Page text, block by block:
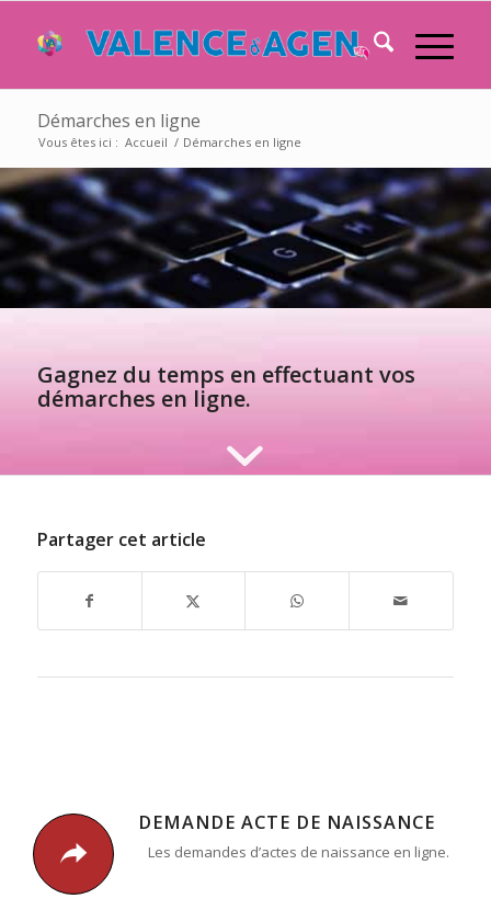
Démarches en ligne
Vous êtes ici : Accueil / Démarches en ligne
Gagnez du temps en effectuant vos
démarches en ligne.
Partager cet article
DEMANDE ACTE DE NAISSANCE
Les demandes d’actes de naissance en ligne.